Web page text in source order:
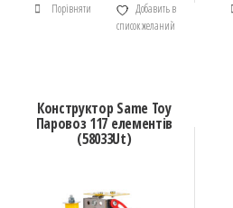
Порівняти
Добавить в
список желаний
Конструктор Same Toy
Паровоз 117 елементів
(58033Ut)